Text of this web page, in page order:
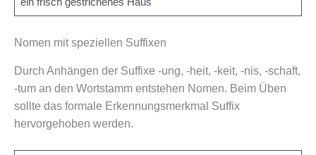
Nomen mit speziellen Suffixen
Durch Anhängen der Suffixe -ung, -heit, -keit, -nis, -schaft,
-tum an den Wortstamm entstehen Nomen. Beim Üben
sollte das formale Erkennungsmerkmal Suffix
hervorgehoben werden.